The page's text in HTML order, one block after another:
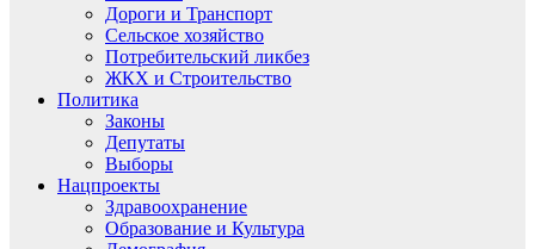
Дороги и Транспорт
Сельское хозяйство
Потребительский ликбез
ЖКХ и Строительство
Политика
Законы
Депутаты
Выборы
Нацпроекты
Здравоохранение
Образование и Культура